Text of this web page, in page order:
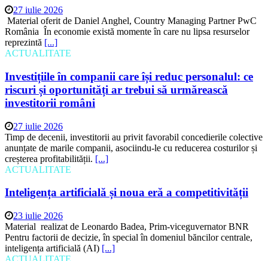
27 iulie 2026
Material oferit de Daniel Anghel, Country Managing Partner PwC
România În economie există momente în care nu lipsa resurselor
reprezintă [...]
ACTUALITATE
Investițiile în companii care își reduc personalul: ce
riscuri și oportunități ar trebui să urmărească
investitorii români
27 iulie 2026
Timp de decenii, investitorii au privit favorabil concedierile colective
anunțate de marile companii, asociindu-le cu reducerea costurilor și
creșterea profitabilității. [...]
ACTUALITATE
Inteligența artificială și noua eră a competitivității
23 iulie 2026
Material realizat de Leonardo Badea, Prim-viceguvernator BNR
Pentru factorii de decizie, în special în domeniul băncilor centrale,
inteligența artificială (AI) [...]
ACTUALITATE